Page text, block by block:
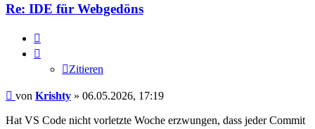
Re: IDE für Webgedöns
Zitieren
Beitrag
von Krishty » 06.05.2026, 17:19
Hat VS Code nicht vorletzte Woche erzwungen, dass jeder Commit